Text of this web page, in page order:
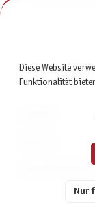
Diese Website
Funktionalität
Nur